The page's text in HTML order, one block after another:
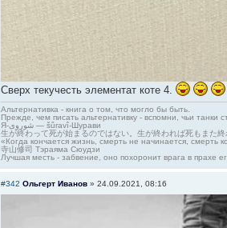
Сверх текучесть элементат коте 4.
Альтернативка - книга о том, что могло бы быть.
Прежде, чем писать альтернативку - вспомни, чьи танки
Я-شوروی — šûravî-Шурави
生が終わって死が始まるのではない。生が終われば死もまた終
«Когда кончается жизнь, смерть не начинается, смерть
寺山修司 Тэраяма Сюудзи
Лучшая месть - забвение, оно похоронит врага в прахе
#342 Ольгерт Иванов » 24.09.2021, 08:16